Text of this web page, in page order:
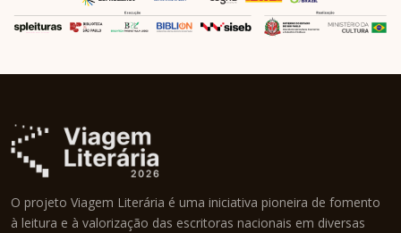
O projeto Viagem Literária é uma iniciativa pioneira de fomento
à leitura e à valorização das escritoras nacionais em diversas